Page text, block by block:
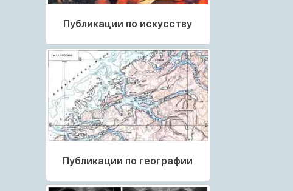
Публикации по искусству
Публикации по географии